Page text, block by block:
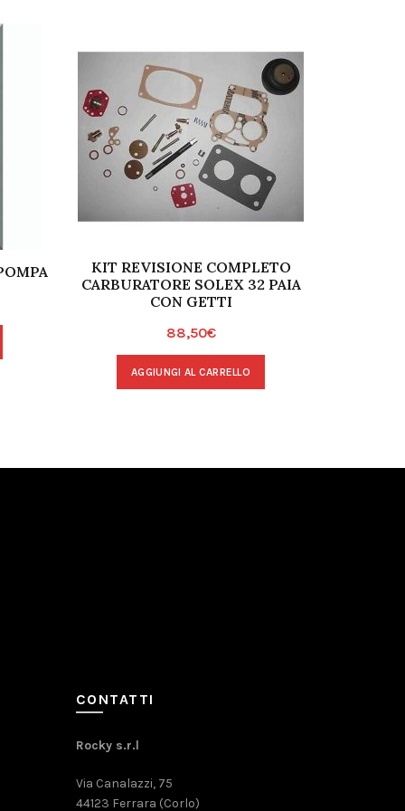
KIT REVISIONE COMPLETO
CARBURATORE SOLEX 32 PAIA
CON GETTI
88,50€
AGGIUNGI AL CARRELLO
CONTATTI
Rocky s.r.l
Via Canalazzi, 75
44123 Ferrara (Corlo)